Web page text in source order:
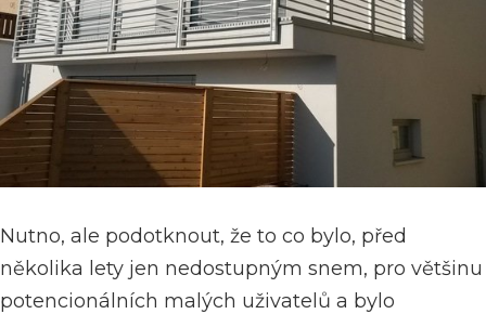
Nutno, ale podotknout, že to co bylo, před
několika lety jen nedostupným snem, pro většinu
potencionálních malých uživatelů a bylo